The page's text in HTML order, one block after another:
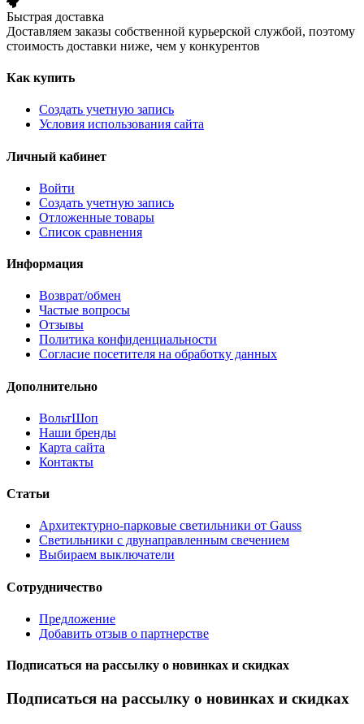
Быстрая доставка
Доставляем заказы собственной курьерской службой, поэтому
стоимость доставки ниже, чем у конкурентов
Как купить
Создать учетную запись
Условия использования сайта
Личный кабинет
Войти
Создать учетную запись
Отложенные товары
Список сравнения
Информация
Возврат/обмен
Частые вопросы
Отзывы
Политика конфиденциальности
Согласие посетителя на обработку данных
Дополнительно
ВольтШоп
Наши бренды
Карта сайта
Контакты
Статьи
Архитектурно-парковые светильники от Gauss
Светильники с двунаправленным свечением
Выбираем выключатели
Сотрудничество
Предложение
Добавить отзыв о партнерстве
Подписаться на рассылку о новинках и скидках
Подписаться на рассылку о новинках и скидках